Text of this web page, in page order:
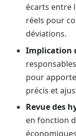
écarts entre
réels pour
déviations.
Implication
pour
précis et
Revue des
en fonction